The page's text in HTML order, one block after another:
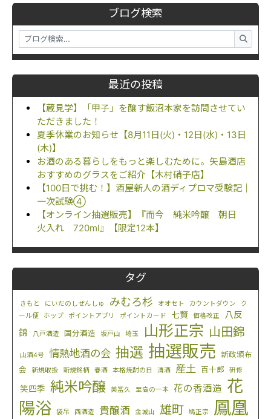
ブログ検索
最近の投稿
【蔵見学】「甲子」を醸す飯沼本家を訪問させてい
ただきました！
夏季休業のお知らせ【8月11日(火)・12日(水)・13日
(木)】
お酒のある暮らしをもっと楽しむために。矢島酒店
おすすめのグラスをご紹介【木村硝子店】
【100日で挑む！】酒屋新人の酒ディプロマ受験記｜
一次試験④
【オンライン抽選販売】『而今 純米吟醸 朝日
火入れ 720ml』【限定12本】
タグ
きもと にいだのしぜんしゅ みむろ杉 オオセト カウントダウン
ク
ール便
ホップ ポイントアプリ ポイントカード 七賢 価格改正
八反
錦
八戸酒造 国分酒造 坂戸山 埼玉 山形正宗 山田錦
山酒4号 情熱地酒の会 抽選 抽選販売 新政頒布
会
新規取扱 新規銘柄 春酒 本格焼酎の日 清酒 産土 百十郎 研修
笑四季 純米吟醸 美冨久 至高の一本 花の香酒造 花
陽浴
袋吊 西酒造 貴醸酒 金城山 雄町 鳩正宗
鳳凰